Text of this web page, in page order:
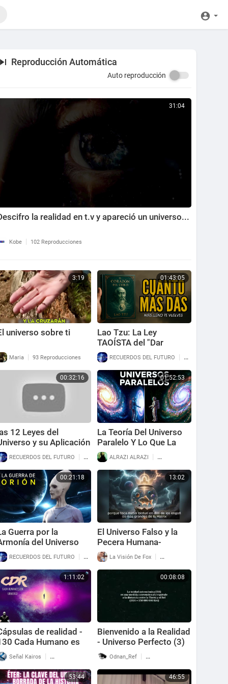
Reproducción Automática
Auto reproducción
31:04
la realidad en t.v y apareció un universo...
Kobe | 102 Reproducciones
3:19
universo sobre ti
Maria | 93 Reproducciones
01:43:05
Lao Tzu: La Ley
TAOÍSTA del "Dar
Desinteresado" para
Recibir TODO del
Universo
RECUERDOS DEL FUTURO | 91
00:32:16
12 Leyes del
y su Aplicación
RECUERDOS DEL FUTURO | 47 Reproducciones
01:52:53
La Teoría Del Universo
Paralelo Y Lo Que La
Física Moderna
Realmente Propone
ALRAZI ALRAZI | 71 Reproducciones
00:21:18
Guerra por la
del Universo
RECUERDOS DEL FUTURO | 69 Reproducciones
13:02
El Universo Falso y la
Pecera Humana-
La Visión De Fox | 104 Reproducciones
1:11:02
de realidad -
Cada Humano es
Universo
Señal Kairos | 184 Reproducciones
00:08:08
Bienvenido a la Realidad
- Universo Perfecto (3)
Odnan_Ref | 46 Reproducciones
53:44 46:55